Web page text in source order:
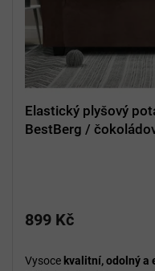
Elastický plyšový
BestBerg /
899 Kč
Vysoce kvalitní, odolný a